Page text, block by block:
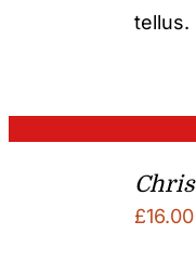
tellus.
£16.00